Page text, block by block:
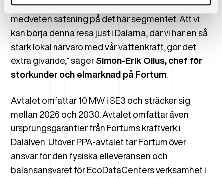
betydelsefullt första steg för oss i Sverige i en
medveten satsning på det här segmentet. Att vi
kan börja denna resa just i Dalarna, där vi har en så
stark lokal närvaro med vår vattenkraft, gör det
extra givande,” säger Simon-Erik Ollus, chef för
storkunder och elmarknad på Fortum
Avtalet omfattar 10 MW i SE3 och sträcker sig
mellan 2026 och 2030. Avtalet omfattar även
ursprungsgarantier från Fortums kraftverk i
Dalälven. Utöver PPA-avtalet tar Fortum över
ansvar för den fysiska elleveransen och
balansansvaret för EcoDataCenters verksamhet i